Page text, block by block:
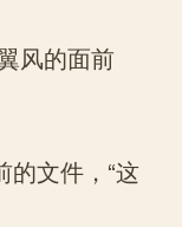
风的面前
文件，“这